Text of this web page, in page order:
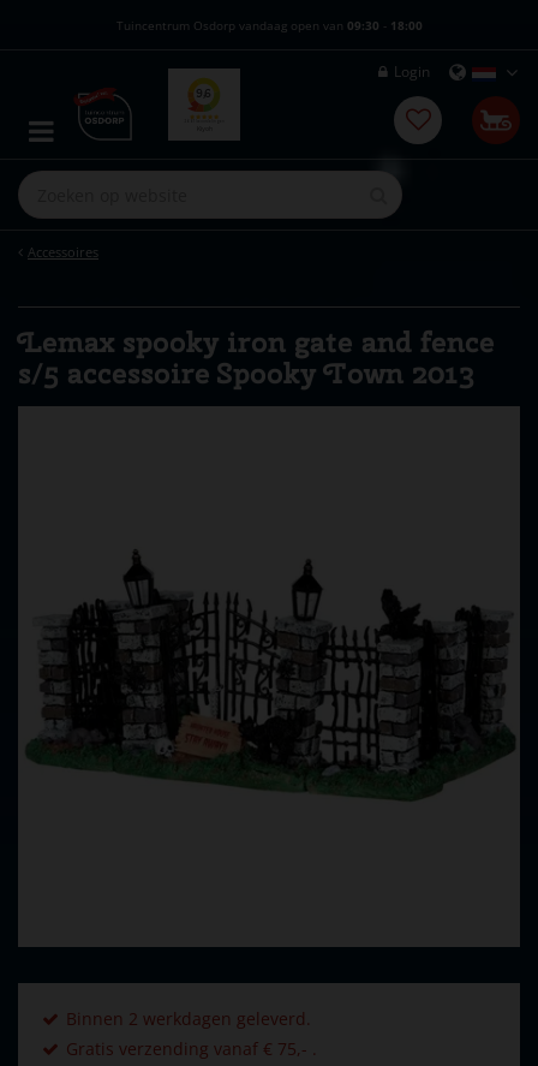
Accessoires
Tuincentrum Osdorp vandaag open van 09:30 - 18:00
Login
Lemax spooky iron gate and fence
s/5 accessoire Spooky Town 2013
Binnen 2 werkdagen geleverd.
Gratis verzending vanaf € 75,- .